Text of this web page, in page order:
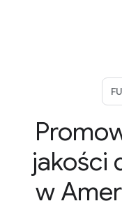
jakości
w